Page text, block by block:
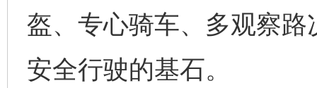
盔、专心骑车、多观察
安全行驶的基石。